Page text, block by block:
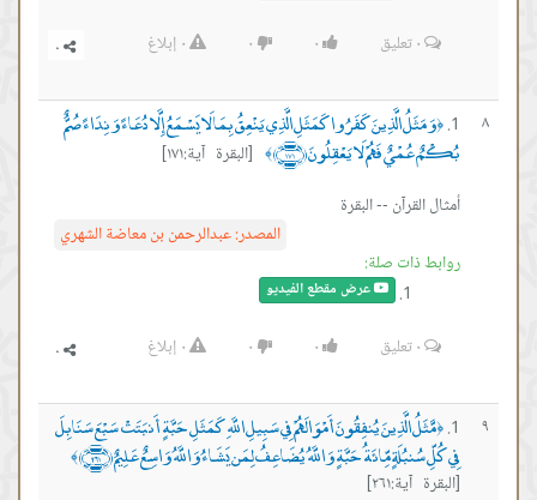
٠تعليق ٠ ٠ ٠ إبلاغ
٨ ﴿وَمَثَلُ الَّذِينَ كَفَرُوا كَمَثَلِ الَّذِي يَنْعِقُ بِمَا لَا يَسْمَعُ إِلَّا دُعَاءً وَنِدَاءً صُمٌّ
بُكْمٌ عُمْيٌ فَهُمْ لَا يَعْقِلُونَ ﴿١٧١﴾ ﴾
[البقرة آية:١٧١]
أمثال القرآن -- البقرة
المصدر:عبدالرحمن بن معاضة الشهري
روابط ذات صلة:
عرض مقطع الفيديو
٠تعليق ٠ ٠ ٠ إبلاغ
٩ ﴿مَّثَلُ الَّذِينَ يُنفِقُونَ أَمْوَالَهُمْ فِي سَبِيلِ اللَّهِ كَمَثَلِ حَبَّةٍ أَنبَتَتْ سَبْعَ سَنَابِلَ
فِي كُلِّ سُنبُلَةٍ مِّائَةُ حَبَّةٍ وَاللَّهُ يُضَاعِفُ لِمَن يَشَاءُ وَاللَّهُ وَاسِعٌ عَلِيمٌ ﴿٢٦١﴾ ﴾
[البقرة آية:٢٦١]